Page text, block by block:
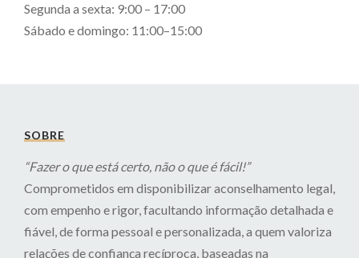
Segunda a sexta: 9:00 – 17:00
Sábado e domingo: 11:00–15:00
SOBRE
“Fazer o que está certo, não o que é fácil!”
Comprometidos em disponibilizar aconselhamento legal,
com empenho e rigor, facultando informação detalhada e
fiável, de forma pessoal e personalizada, a quem valoriza
relações de confiança recíproca, baseadas na